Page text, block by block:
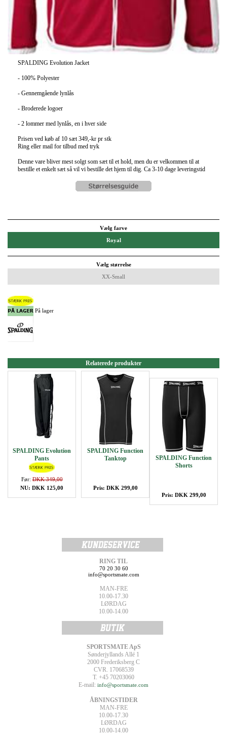
SPALDING Evolution Jacket
- 100% Polyester
- Gennemgående lynlås
- Broderede logoer
- 2 lommer med lynlås, en i hver side
Prisen ved køb af 10 sæt 349,-kr pr stk
Ring eller mail for tilbud med tryk
Denne vare bliver mest solgt som sæt til et hold, men du er velkommen til at
bestille et enkelt sæt så vil vi bestille det hjem til dig. Ca 3-10 dage leveringstid
Vælg farve
Royal
Vælg størrelse
XX-Small
På lager
Relaterede produkter
SPALDING Evolution
Pants
Før:DKK 349,00
NU: DKK 125,00
SPALDING Function
Tanktop
Pris: DKK 299,00
SPALDING Function
Shorts
Pris: DKK 299,00
RING TIL
70 20 30 60
info@sportsmate.com
MAN-FRE
10.00-17.30
LØRDAG
10.00-14.00
SPORTSMATE ApS
Sønderjyllands Allé 1
2000 Frederiksberg C
CVR. 17068539
T. +45 70203060
E-mail: info@sportsmate.com
ÅBNINGSTIDER
MAN-FRE
10.00-17.30
LØRDAG
10.00-14.00